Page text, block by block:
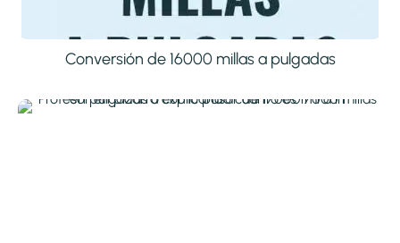
Conversión de 16000 millas a pulgadas